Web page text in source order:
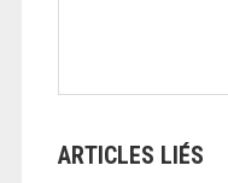
ARTICLES LIÉS